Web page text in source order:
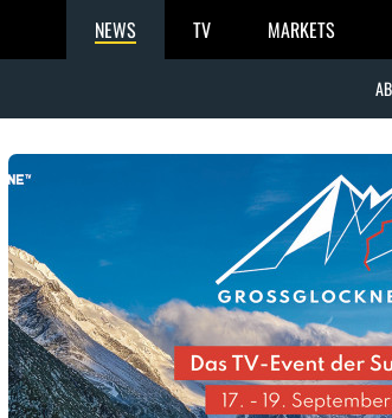
NEWS TV MARKETS